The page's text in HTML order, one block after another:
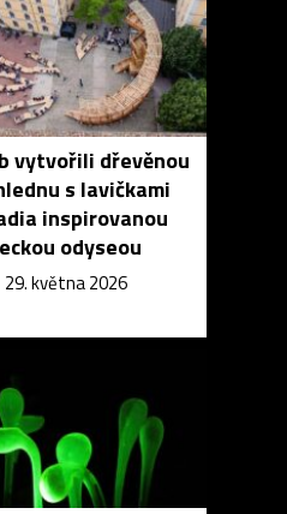
vytvořili dřevěnou
s lavičkami
inspirovanou
odyseou
29. května 2026